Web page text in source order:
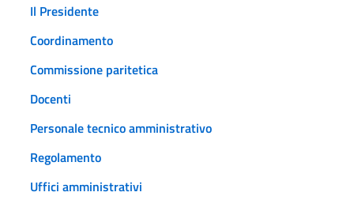
Il Presidente
Coordinamento
Commissione paritetica
Docenti
Personale tecnico amministrativo
Regolamento
Uffici amministrativi